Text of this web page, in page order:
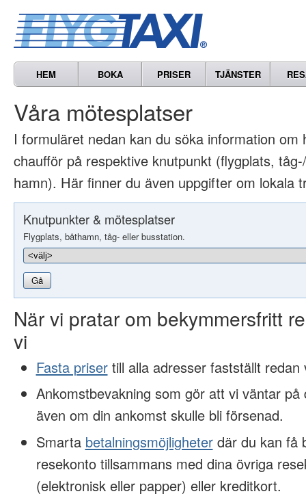
HEM BOKA PRISER TJÄNSTER
Våra mötesplatser
I formuläret nedan kan du söka information om
chaufför på respektive knutpunkt (flygplats,
hamn). Här finner du även uppgifter om lokala
Knutpunkter & mötesplatser
Flygplats, båthamn, tåg- eller busstation.
Gå
När vi pratar om bekymmersfritt
vi
Fasta prisertill alla adresser fastställt redan
Ankomstbevakning som gör att vi väntar på
även om din ankomst skulle bli försenad.
Smarta betalningsmöjligheterdär du kan få
resekonto tillsammans med dina övriga
(elektronisk eller papper) eller kreditkort.